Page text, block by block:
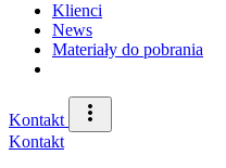
Klienci
News
Materiały do pobrania
Kontakt
Kontakt